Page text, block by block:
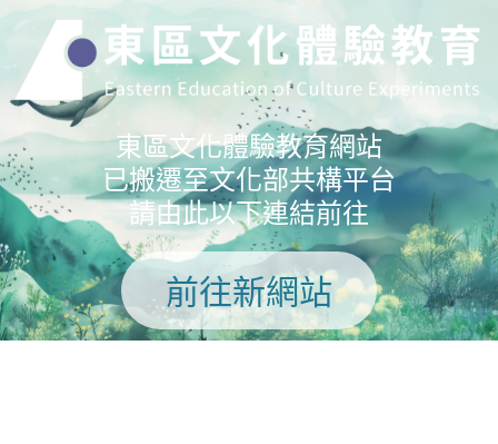
東區文化體驗教育網站
已搬遷至文化部共構平台
請由此以下連結前往
前往新網站